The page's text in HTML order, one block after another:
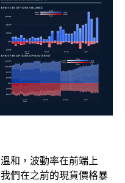
和，波動率在前端上
們在之前的現貨價格暴